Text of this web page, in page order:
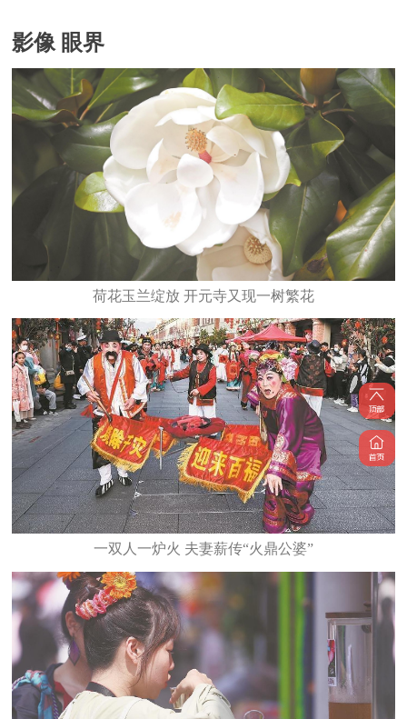
影像 眼界
​荷花玉兰绽放 开元寺又现一树繁花
一双人一炉火 夫妻薪传“火鼎公婆”